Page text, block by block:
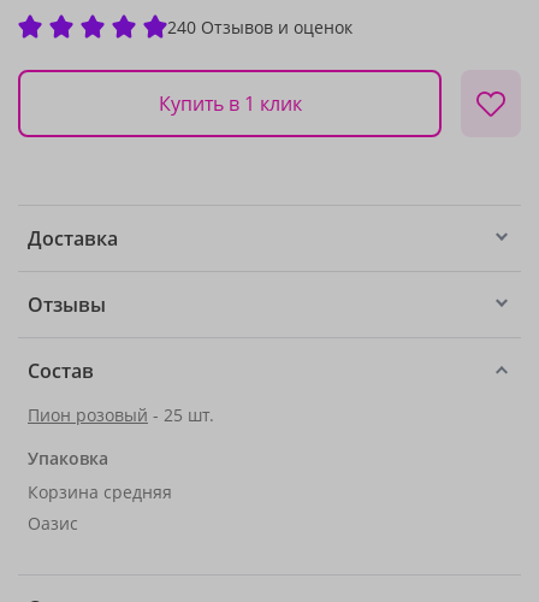
240 Отзывов и оценок
Купить в 1 клик
Доставка
Отзывы
Состав
Пион розовый - 25 шт.
Упаковка
Корзина средняя
Оазис